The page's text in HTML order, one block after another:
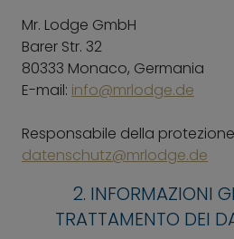
Mr. Lodge GmbH
Barer Str. 32
80333 Monaco, Germania
E-mail: info@mrlodge.de
Responsabile della
datenschutz@mrlodge.de
2. INFORMAZIONI
TRATTAMENTO DEI